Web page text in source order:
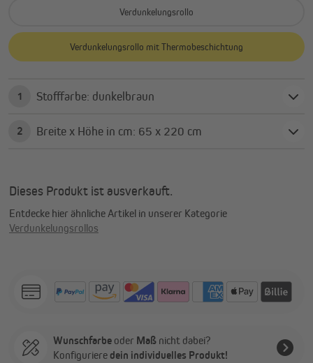
Verdunkelungsrollo
Verdunkelungsrollo mit Thermobeschichtung
1 Stofffarbe: dunkelbraun
2 Breite x Höhe in cm: 65 x 220 cm
Dieses Produkt ist ausverkauft.
Entdecke hier ähnliche Artikel in unserer Kategorie
Verdunkelungsrollos
Wunschfarbe oder Maß nicht dabei?
Konfiguriere dein individuelles Produkt!